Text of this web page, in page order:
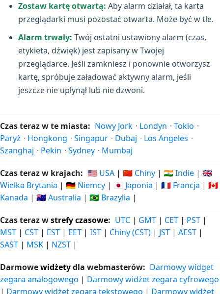
Zostaw kartę otwartą: Aby alarm działał, ta karta
przeglądarki musi pozostać otwarta. Może być w tle.
Alarm trwały: Twój ostatni ustawiony alarm (czas,
etykieta, dźwięk) jest zapisany w Twojej
przeglądarce. Jeśli zamkniesz i ponownie otworzysz
kartę, spróbuje załadować aktywny alarm, jeśli
jeszcze nie upłynął lub nie dzwoni.
Czas teraz w te miasta: Nowy Jork · Londyn · Tokio ·
Paryż · Hongkong · Singapur · Dubaj · Los Angeles ·
Szanghaj · Pekin · Sydney · Mumbaj
Czas teraz w krajach: 🇺🇸 USA | 🇨🇳 Chiny | 🇮🇳 Indie | 🇬🇧
Wielka Brytania | 🇩🇪 Niemcy | 🇯🇵 Japonia | 🇫🇷 Francja | 🇨🇦
Kanada | 🇦🇺 Australia | 🇧🇷 Brazylia |
Czas teraz wstrefy czasowe: UTC | GMT | CET | PST |
MST | CST | EST | EET | IST | Chiny (CST) | JST | AEST |
SAST | MSK | NZST |
Darmowewidżetydla webmasterów: Darmowy widget
zegara analogowego | Darmowy widżet zegara cyfrowego
| Darmowy widżet zegara tekstowego | Darmowy widżet